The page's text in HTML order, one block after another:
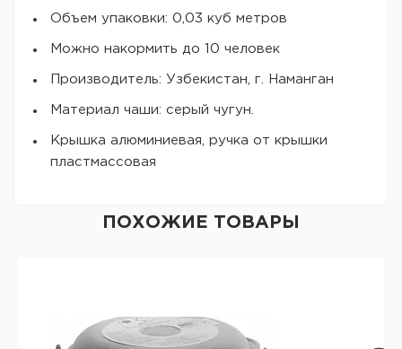
Объем упаковки: 0,03 куб метров
Можно накормить до 10 человек
Производитель: Узбекистан, г. Наманган
Материал чаши: серый чугун.
Крышка алюминиевая, ручка от крышки
пластмассовая
ПОХОЖИЕ ТОВАРЫ